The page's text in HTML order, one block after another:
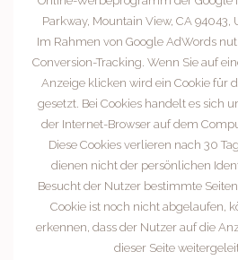
Parkway, Mountain View, CA 94043,
Im Rahmen von Google AdWords
Conversion-Tracking. Wenn Sie auf
Anzeige klicken wird ein Cookie für
gesetzt. Bei Cookies handelt es sich
der Internet-Browser auf dem
Diese Cookies verlieren nach 30
dienen nicht der persönlichen
Besucht der Nutzer bestimmte
Cookie ist noch nicht abgelaufen,
erkennen, dass der Nutzer auf die
dieser Seite